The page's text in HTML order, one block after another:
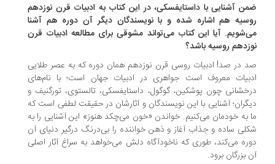
آشنایی با داستایفسکی، در این کتاب به ادبیات قرن نوزدهم
هم اشاره شده و با نویسندگان دیگر آن دوره هم آشنا
آیا این کتاب می‌تواند مشوقی برای مطالعه ادبیات قرن
روسیه باشد؟
در صد! ادبیات روسی قرن نوزدهم همان دوره که به عصر طلایی
معروف است جواهری در ادبیات جهان است؛ با نام‌های
چون پوشکین، گوگول، داستایفسکی، تالستوی، تورگنیف و
آشنایی با این نویسندگان و آثارشان در حقیقت لطفی است که
به خودمان می‌کنیم. خواندن «خون می‌چکد هنوز» این آشنایی را به
ساده و جذاب آغاز و ذهن خواننده را بی‌درنگ درگیر دنیای آن
می‌کند، طوری که ناخودآگاه دلش می‌خواهد به سراغ آثار اصلی
بزرگان برود.